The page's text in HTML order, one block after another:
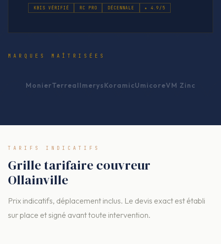
KBIS VÉRIFIÉ RC PRO DÉCENNALE ★ 4.9/5
MARQUES MAÎTRISÉES
MonierTerrealImerysKoramicUmicoreVM Zinc
TARIFS INDICATIFS
Grille tarifaire couvreur
Ollainville
Prix indicatifs, déplacement inclus. Le devis exact est établi
sur place et signé avant toute intervention.